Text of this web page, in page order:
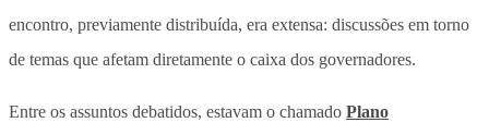
encontro, previamente distribuída, era extensa: discussões em torno
de temas que afetam diretamente o caixa dos governadores.
Entre os assuntos debatidos, estavam o chamado Plano